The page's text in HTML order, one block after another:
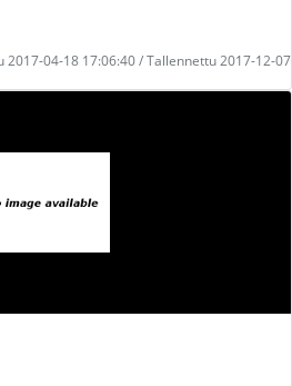
2017-04-18 17:06:40 / Tallennettu 2017-12-07